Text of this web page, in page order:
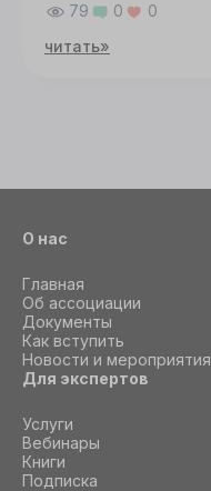
79
0
0
читать»
О нас
Главная
Об ассоциации
Документы
Как вступить
Новости и мероприятия
Для экспертов
Услуги
Вебинары
Книги
Подписка
СОГЛАСИЕ